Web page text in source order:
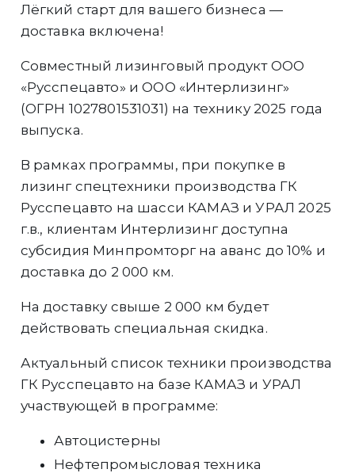
Лёгкий старт для вашего бизнеса —
доставка включена!
Совместный лизинговый продукт ООО
«Русспецавто» и ООО «Интерлизинг»
(ОГРН 1027801531031) на технику 2025 года
выпуска.
В рамках программы, при покупке в
лизинг спецтехники производства ГК
Русспецавто на шасси КАМАЗ и УРАЛ 2025
г.в., клиентам Интерлизинг доступна
субсидия Минпромторг на аванс до 10% и
доставка до 2 000 км.
На доставку свыше 2 000 км будет
действовать специальная скидка.
Актуальный список техники производства
ГК Русспецавто на базе КАМАЗ и УРАЛ
участвующей в программе:
Автоцистерны
Нефтепромысловая техника